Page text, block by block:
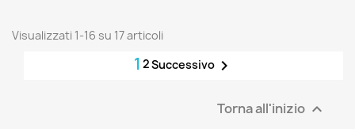
Visualizzati 1-16 su 17 articoli
1 2Successivo
Torna all'inizio 